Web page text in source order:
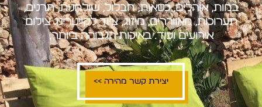
במות, אוהלים, כסאות, חבלול, שולחנות, תרנים,
תערוכות, מאווררים, מיזוג, ציוד לקייטרינג צילום
אירועים ועוד… באיכות הגבוהה ביותר.
יצירת קשר מהירה >>